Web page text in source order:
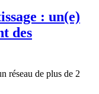
: un(e)
des
réseau de plus de 2